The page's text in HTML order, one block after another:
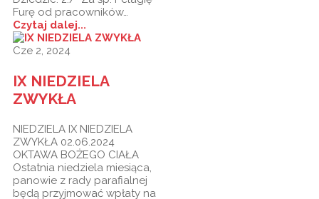
Furę od pracowników…
Czytaj dalej...
Cze 2, 2024
IX NIEDZIELA
ZWYKŁA
NIEDZIELA IX NIEDZIELA
ZWYKŁA 02.06.2024
OKTAWA BOŻEGO CIAŁA
Ostatnia niedziela miesiąca,
panowie z rady parafialnej
będą przyjmować wpłaty na